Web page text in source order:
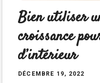
Bien utiliser
croissance
d’intérieur
DÉCEMBRE 19, 2022